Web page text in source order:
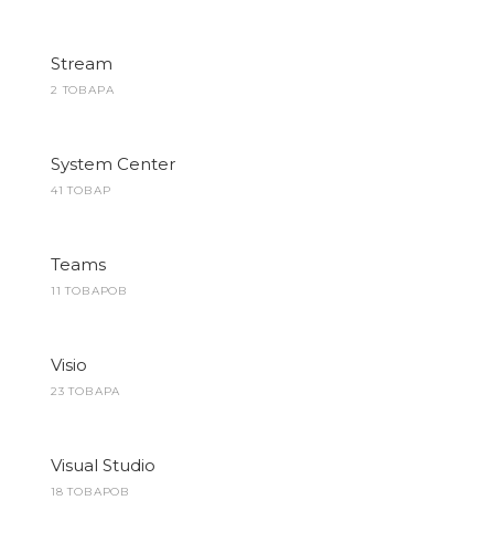
Stream
2 ТОВАРА
System Center
41 ТОВАР
Teams
11 ТОВАРОВ
Visio
23 ТОВАРА
Visual Studio
18 ТОВАРОВ